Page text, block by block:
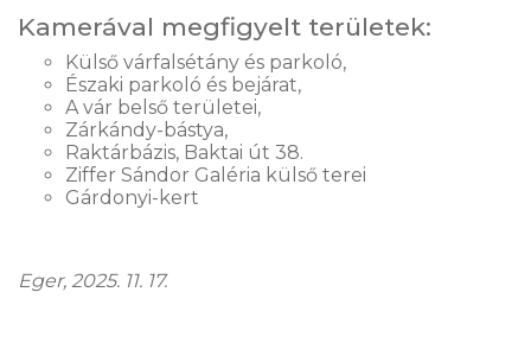
Kamerával megfigyelt területek:
Külső várfalsétány és parkoló,
Északi parkoló és bejárat,
A vár belső területei,
Zárkándy-bástya,
Raktárbázis, Baktai út 38.
Ziffer Sándor Galéria külső terei
Gárdonyi-kert
Eger, 2025. 11. 17.